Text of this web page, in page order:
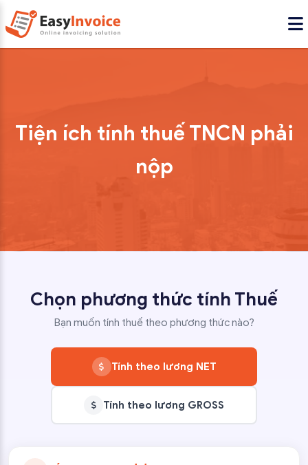
Tiện ích tính thuế TNCN phải
nộp
Chọn phương thức tính Thuế
Bạn muốn tính thuế theo phương thức nào?
Tính theo lương NET
Tính theo lương GROSS